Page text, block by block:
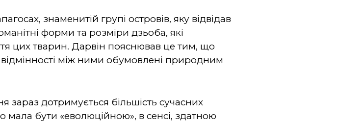
знаменитій групі островів, яку відвідав
форми та розміри дзьоба, які
цих тварин. Дарвін пояснював це тим, що
між ними обумовлені природним
дотримується більшість сучасних
мала бути «еволюційною», в сенсі, здатною